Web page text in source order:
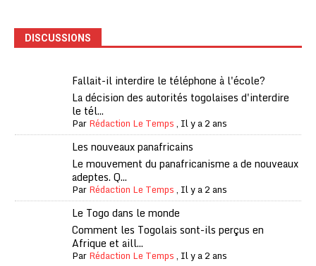
DISCUSSIONS
Fallait-il interdire le téléphone à l'école?
La décision des autorités togolaises d'interdire
le tél...
ParRédaction Le Temps, Il y a 2 ans
Les nouveaux panafricains
Le mouvement du panafricanisme a de nouveaux
adeptes. Q...
ParRédaction Le Temps, Il y a 2 ans
Le Togo dans le monde
Comment les Togolais sont-ils perçus en
Afrique et aill...
ParRédaction Le Temps, Il y a 2 ans